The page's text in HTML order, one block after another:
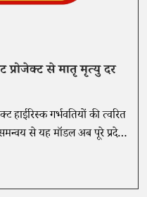
से मातृ मृत्यु दर
हाईरिस्क गर्भवतियों की त्वरित
से यह मॉडल अब पूरे प्रदेश